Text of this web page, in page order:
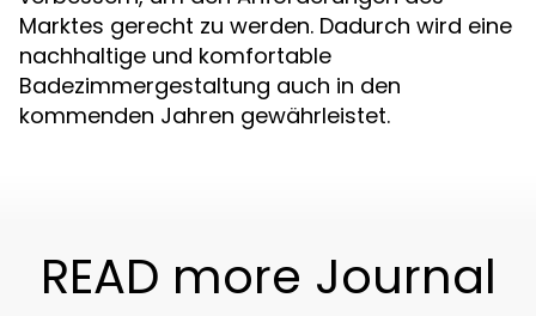
Marktes gerecht zu werden. Dadurch wird eine
nachhaltige und komfortable
Badezimmergestaltung auch in den
kommenden Jahren gewährleistet.
READ more Journal